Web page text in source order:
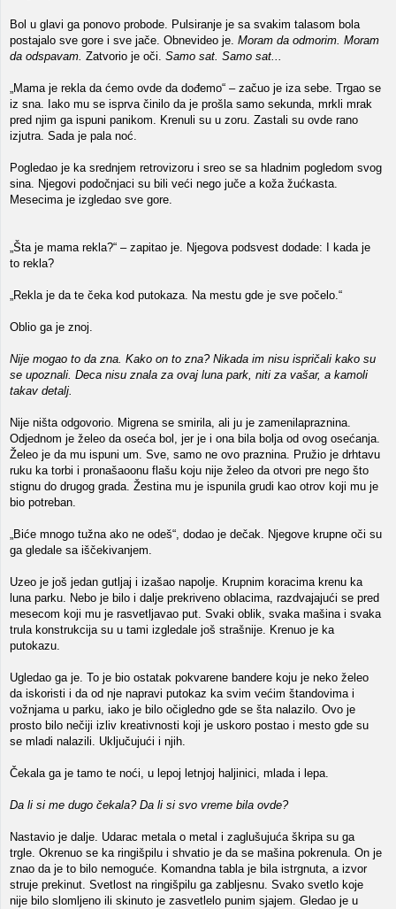
Bol u glavi ga ponovo probode. Pulsiranje je sa svakim talasom bola
postajalo sve gore i sve jače. Obnevideo je. Moram da odmorim. Moram
da odspavam. Zatvorio je oči. Samo sat. Samo sat...
„Mama je rekla da ćemo ovde da dođemo“ – začuo je iza sebe. Trgao se
iz sna. Iako mu se isprva činilo da je prošla samo sekunda, mrkli mrak
pred njim ga ispuni panikom. Krenuli su u zoru. Zastali su ovde rano
izjutra. Sada je pala noć.
Pogledao je ka srednjem retrovizoru i sreo se sa hladnim pogledom svog
sina. Njegovi podočnjaci su bili veći nego juče a koža žućkasta.
Mesecima je izgledao sve gore.
„Šta je mama rekla?“ – zapitao je. Njegova podsvest dodade: I kada je
to rekla?
„Rekla je da te čeka kod putokaza. Na mestu gde je sve počelo.“
Oblio ga je znoj.
Nije mogao to da zna. Kako on to zna? Nikada im nisu ispričali kako su
se upoznali. Deca nisu znala za ovaj luna park, niti za vašar, a kamoli
takav detalj.
Nije ništa odgovorio. Migrena se smirila, ali ju je zamenilapraznina.
Odjednom je želeo da oseća bol, jer je i ona bila bolja od ovog osećanja.
Želeo je da mu ispuni um. Sve, samo ne ovo praznina. Pružio je drhtavu
ruku ka torbi i pronašaoonu flašu koju nije želeo da otvori pre nego što
stignu do drugog grada. Žestina mu je ispunila grudi kao otrov koji mu je
bio potreban.
„Biće mnogo tužna ako ne odeš“, dodao je dečak. Njegove krupne oči su
ga gledale sa iščekivanjem.
Uzeo je još jedan gutljaj i izašao napolje. Krupnim koracima krenu ka
luna parku. Nebo je bilo i dalje prekriveno oblacima, razdvajajući se pred
mesecom koji mu je rasvetljavao put. Svaki oblik, svaka mašina i svaka
trula konstrukcija su u tami izgledale još strašnije. Krenuo je ka
putokazu.
Ugledao ga je. To je bio ostatak pokvarene bandere koju je neko želeo
da iskoristi i da od nje napravi putokaz ka svim većim štandovima i
vožnjama u parku, iako je bilo očigledno gde se šta nalazilo. Ovo je
prosto bilo nečiji izliv kreativnosti koji je uskoro postao i mesto gde su
se mladi nalazili. Uključujući i njih.
Čekala ga je tamo te noći, u lepoj letnjoj haljinici, mlada i lepa.
Da li si me dugo čekala? Da li si svo vreme bila ovde?
Nastavio je dalje. Udarac metala o metal i zaglušujuća škripa su ga
trgle. Okrenuo se ka ringišpilu i shvatio je da se mašina pokrenula. On je
znao da je to bilo nemoguće. Komandna tabla je bila istrgnuta, a izvor
struje prekinut. Svetlost na ringišpilu ga zabljesnu. Svako svetlo koje
nije bilo slomljeno ili skinuto je zasvetlelo punim sjajem. Gledao je u